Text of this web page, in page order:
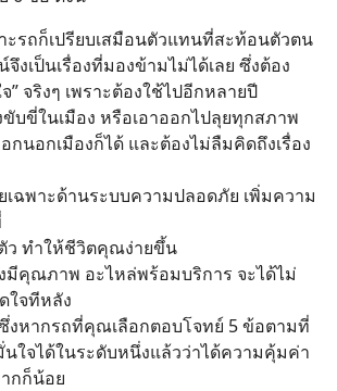
ะรถก็เปรียบเสมือนตัวแทนที่สะท้อนตัวตน
จึงเป็นเรื่องที่มองข้ามไม่ได้เลย ซึ่งต้อง
” จริงๆ เพราะต้องใช้ไปอีกหลายปี
บขี่ในเมือง หรือเอาออกไปลุยทุกสภาพ
กนอกเมืองก็ได้ และต้องไม่ลืมคิดถึงเรื่อง
เฉพาะด้านระบบความปลอดภัย เพิ่มความ
ว ทำให้ชีวิตคุณง่ายขึ้น
มีคุณภาพ อะไหล่พร้อมบริการ จะได้ไม่
ใจทีหลัง
งหากรถที่คุณเลือกตอบโจทย์ 5 ข้อตามที่
ใจได้ในระดับหนึ่งแล้วว่าได้ความคุ้มค่า
กก็น้อย